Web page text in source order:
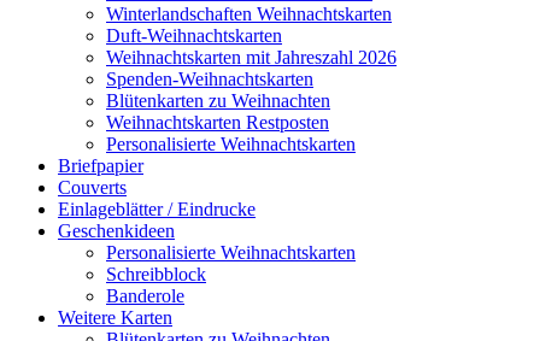
Winterlandschaften Weihnachtskarten
Duft-Weihnachtskarten
Weihnachtskarten mit Jahreszahl 2026
Spenden-Weihnachtskarten
Blütenkarten zu Weihnachten
Weihnachtskarten Restposten
Personalisierte Weihnachtskarten
Briefpapier
Couverts
Einlageblätter / Eindrucke
Geschenkideen
Personalisierte Weihnachtskarten
Schreibblock
Banderole
Weitere Karten